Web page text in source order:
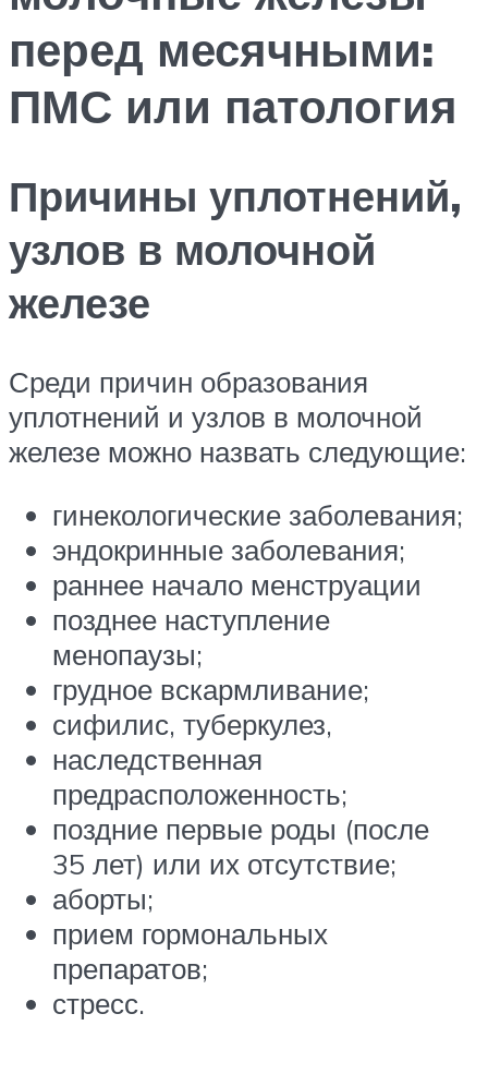
перед месячными:
ПМС или патология
Причины уплотнений,
узлов в молочной
железе
Среди причин образования
уплотнений и узлов в молочной
железе можно назвать следующие:
гинекологические заболевания;
эндокринные заболевания;
раннее начало менструации
позднее наступление
менопаузы;
грудное вскармливание;
сифилис, туберкулез,
наследственная
предрасположенность;
поздние первые роды (после
35 лет) или их отсутствие;
аборты;
прием гормональных
препаратов;
стресс.